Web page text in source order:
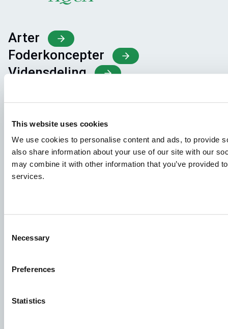
This website uses cookies
We use cookies to personalise content and ads, to provide
also share information about your use of our site with our
may combine it with other information that you’ve provided
services.
Selection
Necessary
Preferences
Statistics
Arter
Foderkoncepter
Vidensdeling
person, bedes du tydeligt angive, hvilket job du er
interesseret i. Vi ser frem til at læse den!
Se ledige stillinger
Aller Aqua A/S
Allervej 130, 6070 Christiansfeld, Denmark